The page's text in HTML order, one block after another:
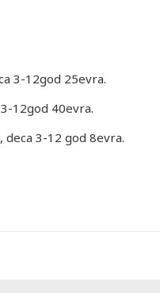
3-12god 25evra.
12god 40evra.
deca 3-12 god 8evra.